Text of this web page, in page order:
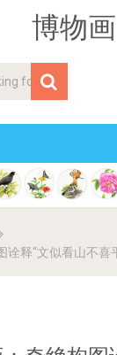
博物画
诠释“文似看山不喜